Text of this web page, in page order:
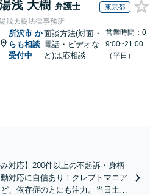
浅 大樹 弁護士 東京都
浅大樹法律事務所
所沢市 か
らも相談
受付中
面談方法(対面・
電話・ビデオな
ど)は応相談
営業時間：0
9:00~21:00
（平日）
対応】200件以上の不起訴・身柄
対応に自信あり！クレプトマニア
、依存症の方にも注力。当日土日